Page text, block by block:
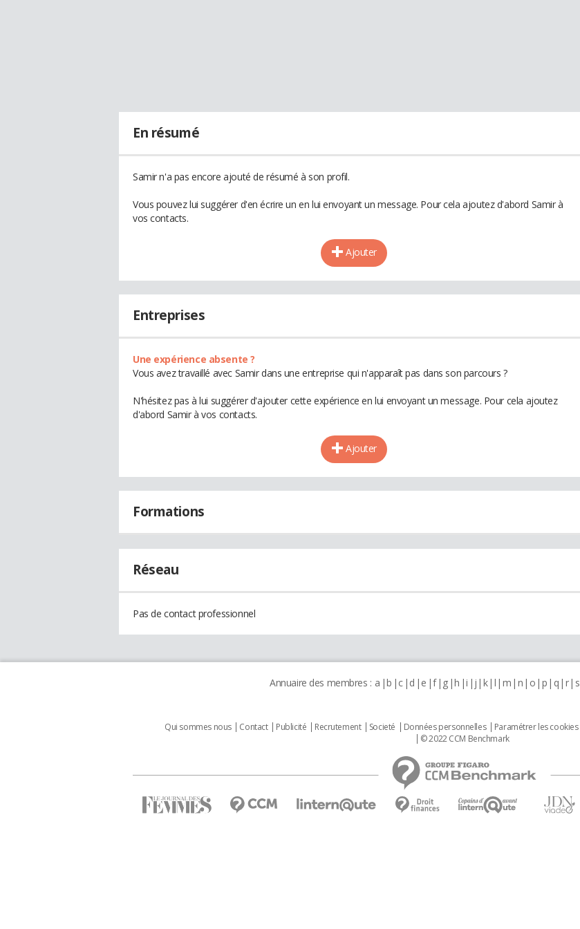
En résumé
Samir n'a pas encore ajouté de résumé à son profil.
Vous pouvez lui suggérer d'en écrire un en lui envoyant un message. Pour cela ajoutez d'abord Samir à
vos contacts.
Ajouter
Entreprises
Une expérience absente ?
Vous avez travaillé avec Samir dans une entreprise qui n'apparaît pas dans son parcours ?
N'hésitez pas à lui suggérer d'ajouter cette expérience en lui envoyant un message. Pour cela ajoutez
d'abord Samir à vos contacts.
Ajouter
Formations
Réseau
Pas de contact professionnel
Annuaire des membres : a b c d e f g h i j k l m n o p q r s
Qui sommes nous Contact Publicité Recrutement Societé Données personnelles Paramétrer les cookies
© 2022 CCM Benchmark